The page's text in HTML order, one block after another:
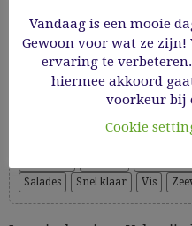
Vietnamese
komkommer
Salades
Snel klaar Vis
Vandaag is een mooie
Gewoon voor wat ze
ervaring te
hiermee akkoord
voorkeur bij
Cookie